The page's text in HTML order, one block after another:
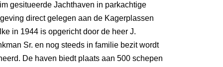
gesitueerde Jachthaven in parkachtige
direct gelegen aan de Kagerplassen
in 1944 is opgericht door de heer J.
Sr. en nog steeds in familie bezit wordt
De haven biedt plaats aan 500 schepen